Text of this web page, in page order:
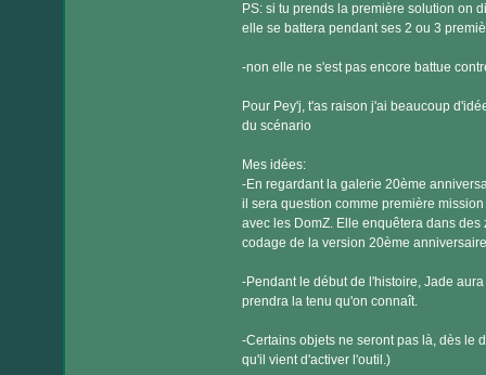
PS: si tu prends la première solution on
elle se battera pendant ses 2 ou 3
-non elle ne s'est pas encore battue
Pour Pey'j, t'as raison j'ai beaucoup
du scénario
Mes idées:
-En regardant la galerie 20ème
il sera question comme première
avec les DomZ. Elle enquêtera dans
codage de la version 20ème
-Pendant le début de l'histoire, Jade
prendra la tenu qu'on connaît.
-Certains objets ne seront pas là, dès le
qu'il vient d'activer l'outil.)